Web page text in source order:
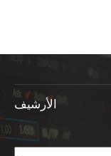
الأرشيف